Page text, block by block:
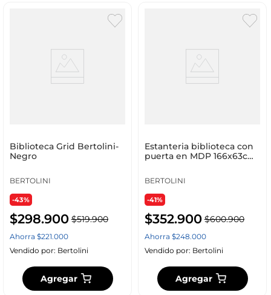
Biblioteca Grid Bertolini-
Negro
BERTOLINI
-43%
$298.900 $519.900
Ahorra $221.000
Vendido por: Bertolini
Agregar
Estanteria biblioteca con
puerta en MDP 166x63cm
BERTOLINI
-41%
$352.900 $600.900
Ahorra $248.000
Vendido por: Bertolini
Agregar